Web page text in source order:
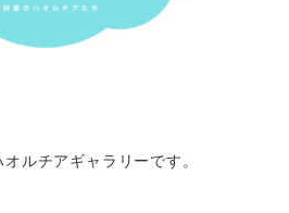
ルチアギャラリーです。